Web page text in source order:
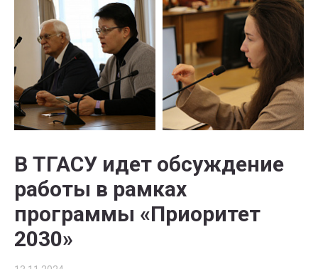
В ТГАСУ идет обсуждение
работы в рамках
программы «Приоритет
2030»